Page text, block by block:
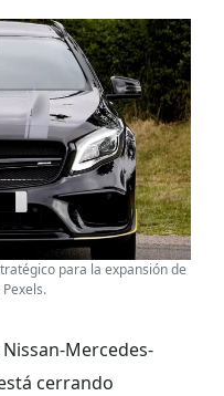
para la expansión de
Mercedes-
cerrando